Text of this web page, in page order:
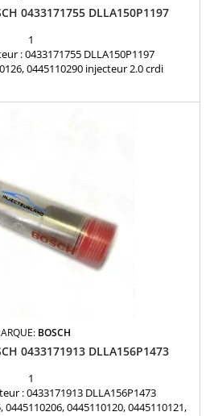
0433171755 DLLA150P1197
1
: 0433171755 DLLA150P1197
0445110290 injecteur 2.0 crdi
BOSCH
0433171913 DLLA156P1473
1
: 0433171913 DLLA156P1473
0445110120, 0445110121,